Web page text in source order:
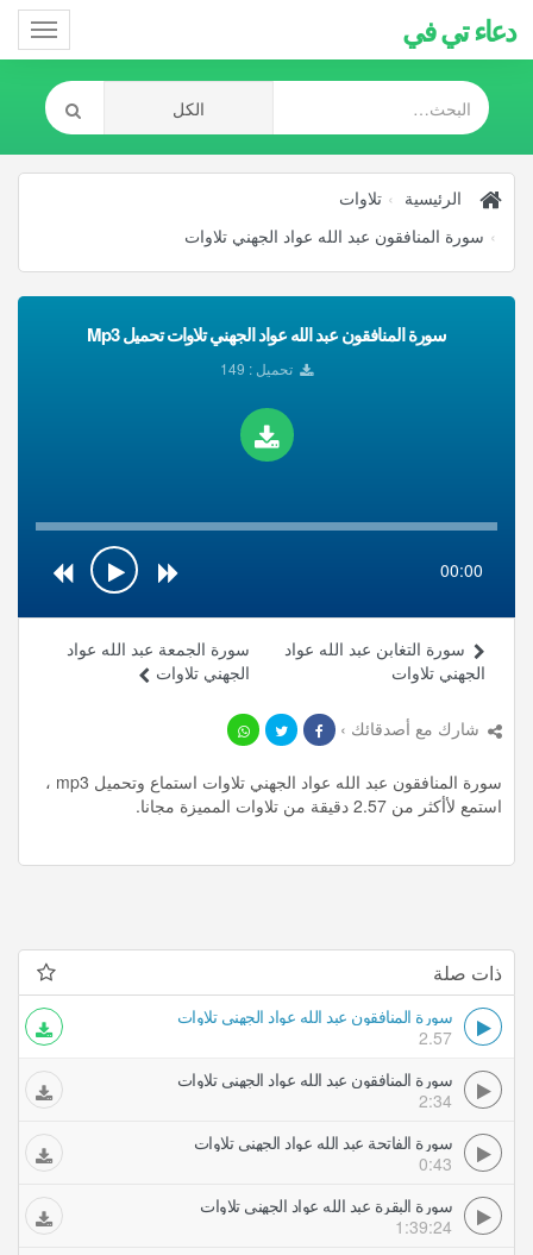
دعاء تي في
الرئيسية
تلاوات
سورة المنافقون عبد الله عواد الجهني تلاوات
سورة المنافقون عبد الله عواد الجهني تلاوات تحميل Mp3
تحميل : 149
00:00
سورة الجمعة عبد الله عواد
الجهني تلاوات
سورة التغابن عبد الله عواد
الجهني تلاوات
شارك مع أصدقائك ›
سورة المنافقون عبد الله عواد الجهني تلاوات استماع وتحميل mp3 ،
استمع لأأكثر من 2.57 دقيقة من تلاوات المميزة مجانا.
ذات صلة
سورة المنافقون عبد الله عواد الجهني تلاوات
2.57
سورة المنافقون عبد الله عواد الجهني تلاوات
2:34
سورة الفاتحة عبد الله عواد الجهني تلاوات
0:43
سورة البقرة عبد الله عواد الجهني تلاوات
1:39:24